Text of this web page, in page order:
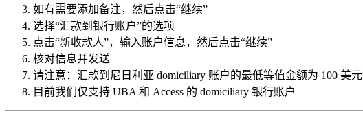
如有需要添加备注，然后点击“继续”
选择“汇款到银行账户”的选项
点击“新收款人”，输入账户信息，然后点击“继续”
核对信息并发送
请注意：汇款到尼日利亚 domiciliary 账户的最低等值金额为 100 美元
目前我们仅支持 UBA 和 Access 的 domiciliary 银行账户